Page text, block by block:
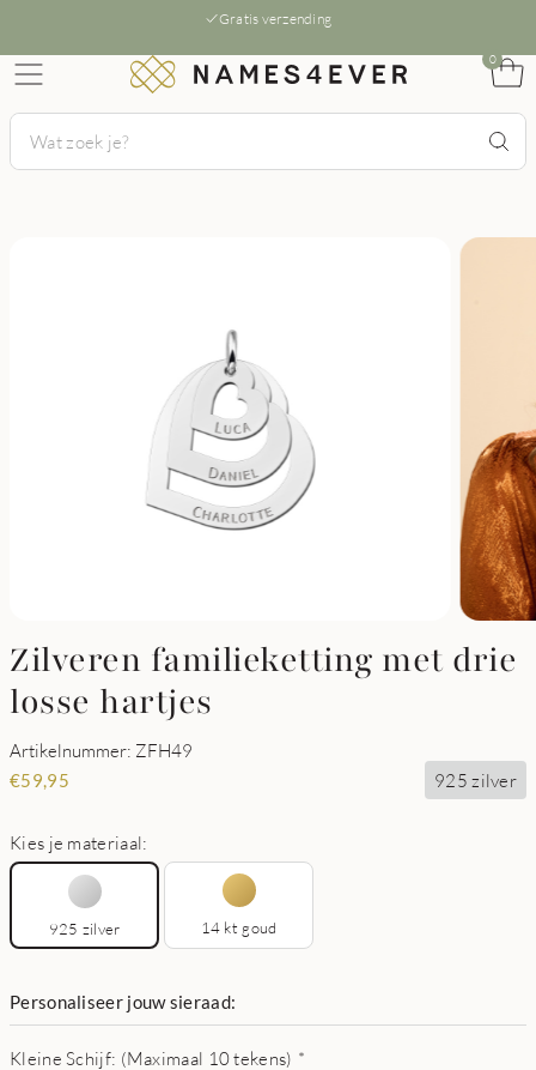
Gratis verzending
0
Zilveren familieketting met drie
losse hartjes
Artikelnummer: ZFH49
€59,95 925 zilver
Kies je materiaal:
925 zilver 14 kt goud
Personaliseer jouw sieraad:
Kleine Schijf: (Maximaal 10 tekens) *